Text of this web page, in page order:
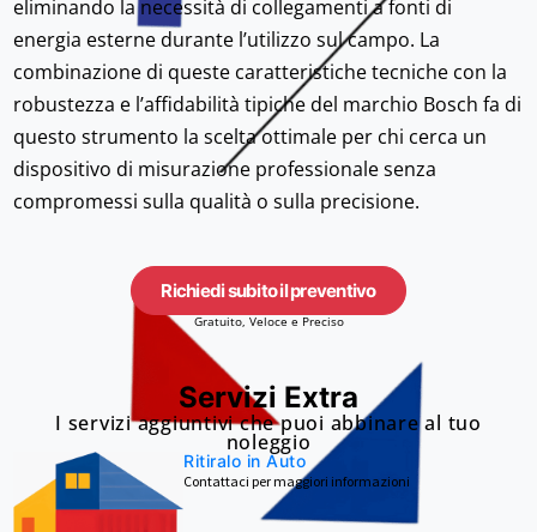
eliminando la necessità di collegamenti a fonti di
energia esterne durante l’utilizzo sul campo. La
combinazione di queste caratteristiche tecniche con la
robustezza e l’affidabilità tipiche del marchio Bosch fa di
questo strumento la scelta ottimale per chi cerca un
dispositivo di misurazione professionale senza
compromessi sulla qualità o sulla precisione.
Richiedi subito il preventivo
Gratuito, Veloce e Preciso
Servizi Extra
I servizi aggiuntivi che puoi abbinare al tuo
noleggio
Ritiralo in Auto
Contattaci per maggiori informazioni